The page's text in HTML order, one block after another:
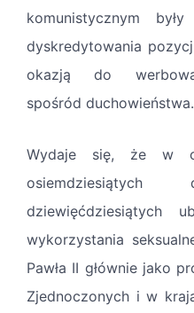
komunistycznym
dyskredytowania
okazją do
spośród duchowieństwa.
Wydaje się, że w
dziewięćdziesiątych
wykorzystania
Pawła II głównie jako
Zjednoczonych i w